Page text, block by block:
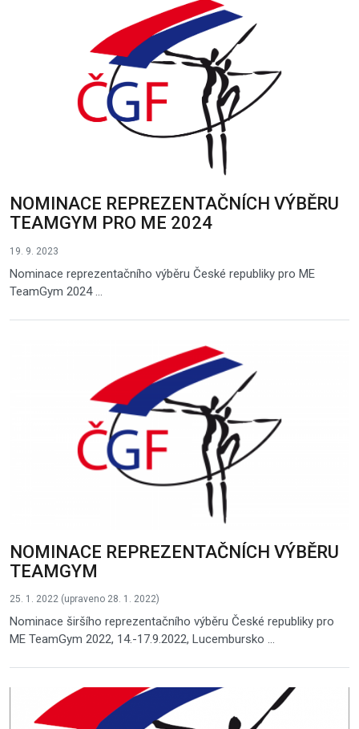
NOMINACE REPREZENTAČNÍCH VÝBĚRU
TEAMGYM PRO ME 2024
19. 9. 2023
Nominace reprezentačního výběru České republiky pro ME
TeamGym 2024 ...
NOMINACE REPREZENTAČNÍCH VÝBĚRU
TEAMGYM
25. 1. 2022 (upraveno 28. 1. 2022)
Nominace širšího reprezentačního výběru České republiky pro
ME TeamGym 2022, 14.-17.9.2022, Lucembursko ...